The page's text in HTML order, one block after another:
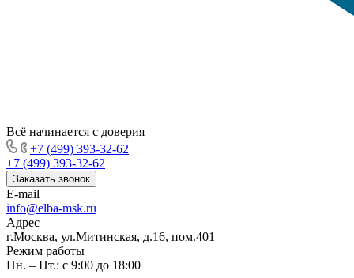
Всё начинается с доверия
+7 (499) 393-32-62
+7 (499) 393-32-62
Заказать звонок
E-mail
info@elba-msk.ru
Адрес
г.Москва, ул.Митинская, д.16, пом.401
Режим работы
Пн. – Пт.: с 9:00 до 18:00